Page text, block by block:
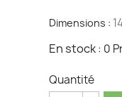
Dimensions :
En stock: 0
Quantité